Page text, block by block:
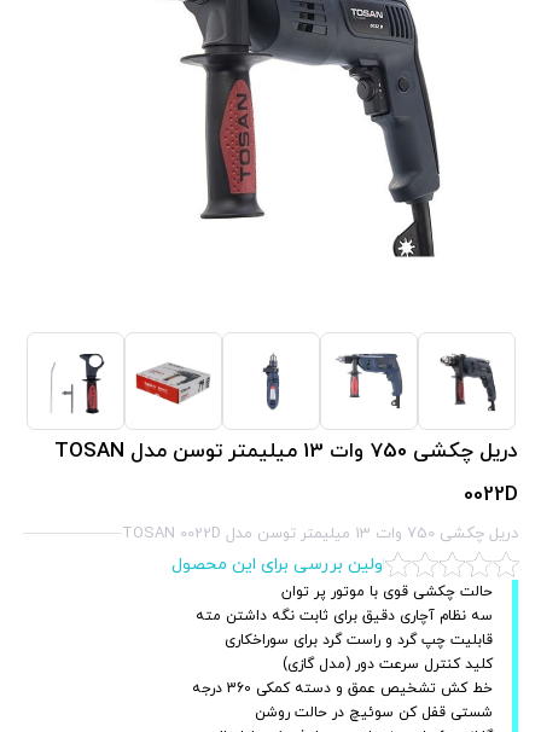
دریل چکشی 750 وات 13 میلیمتر توسن مدل TOSAN
0022D
دریل چکشی 750 وات 13 میلیمتر توسن مدل TOSAN 0022D
اولین بررسی برای این محصول
حالت چکشی قوی با موتور پر توان
سه نظام آچاری دقیق برای ثابت نگه داشتن مته
قابلیت چپ گرد و راست گرد برای سوراخکاری
کلید کنترل سرعت دور (مدل گازی)
خط کش تشخیص عمق و دسته کمکی 360 درجه
شستی قفل کن سوئیچ در حالت روشن